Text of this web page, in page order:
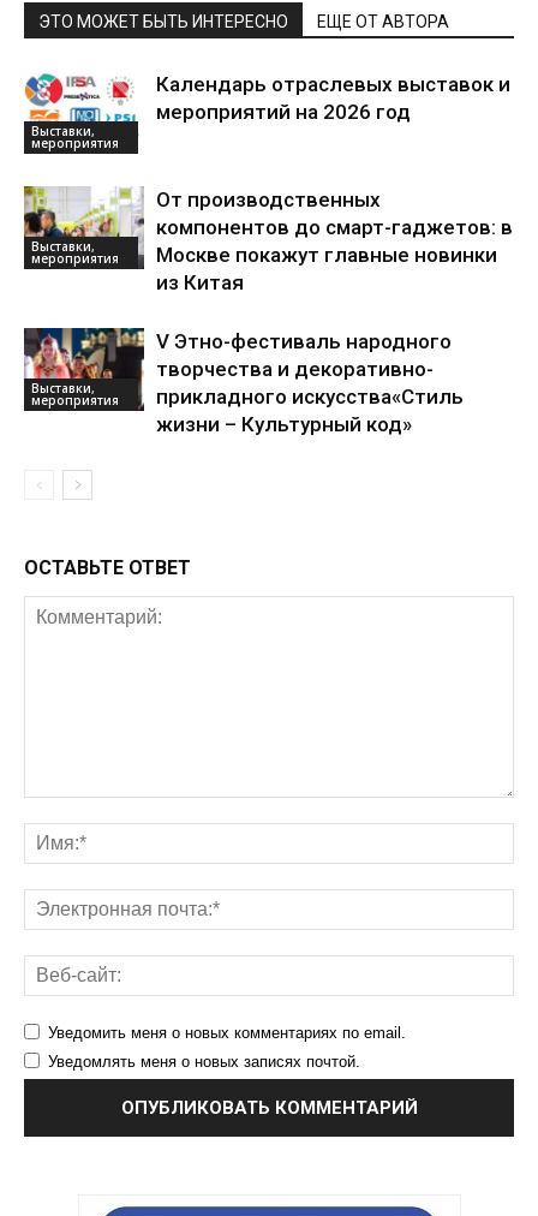
ЭТО МОЖЕТ БЫТЬ ИНТЕРЕСНО ЕЩЕ ОТ АВТОРА
Выставки,
мероприятия
Календарь отраслевых выставок и
мероприятий на 2026 год
Выставки,
мероприятия
От производственных
компонентов до смарт-гаджетов: в
Москве покажут главные новинки
из Китая
Выставки,
мероприятия
V Этно-фестиваль народного
творчества и декоративно-
прикладного искусства«Стиль
жизни – Культурный код»
ОСТАВЬТЕ ОТВЕТ
Уведомить меня о новых комментариях по email.
Уведомлять меня о новых записях почтой.